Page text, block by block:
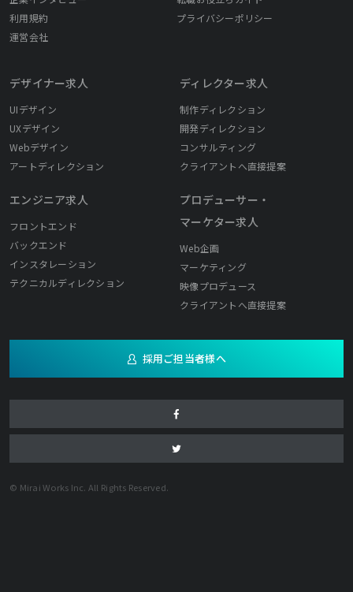
利用規約
プライバシーポリシー
運営会社
デザイナー求人
UIデザイン
UXデザイン
Webデザイン
アートディレクション
エンジニア求人
フロントエンド
バックエンド
インスタレーション
テクニカルディレクション
ディレクター求人
制作ディレクション
開発ディレクション
コンサルティング
クライアントへ直接提案
プロデューサー・
マーケター求人
Web企画
マーケティング
映像プロデュース
クライアントへ直接提案
採用ご担当者様へ
© Mirai Works Inc. All Rights Reserved.